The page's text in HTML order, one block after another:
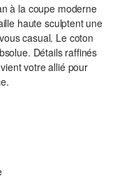
à la coupe moderne
haute sculptent une
casual. Le coton
Détails raffinés
votre allié pour